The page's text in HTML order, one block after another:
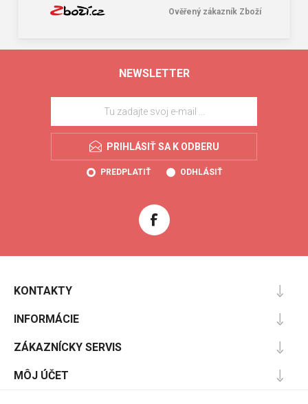
Ověřený zákazník Zboží
NEWSLETTER
PRIHLÁSIŤ SA K ODBERU
PREDPLATIŤ ODHLÁSIŤ
KONTAKTY
INFORMÁCIE
ZÁKAZNÍCKY SERVIS
MÔJ ÚČET